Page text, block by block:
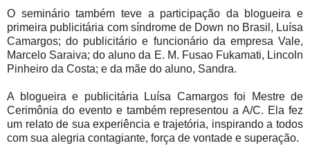
O seminário também teve a participação da blogueira e
primeira publicitária com síndrome de Down no Brasil, Luísa
Camargos; do publicitário e funcionário da empresa Vale,
Marcelo Saraiva; do aluno da E. M. Fusao Fukamati, Lincoln
Pinheiro da Costa; e da mãe do aluno, Sandra.
A blogueira e publicitária Luísa Camargos foi Mestre de
Cerimônia do evento e também representou a A/C. Ela fez
um relato de sua experiência e trajetória, inspirando a todos
com sua alegria contagiante, força de vontade e superação.